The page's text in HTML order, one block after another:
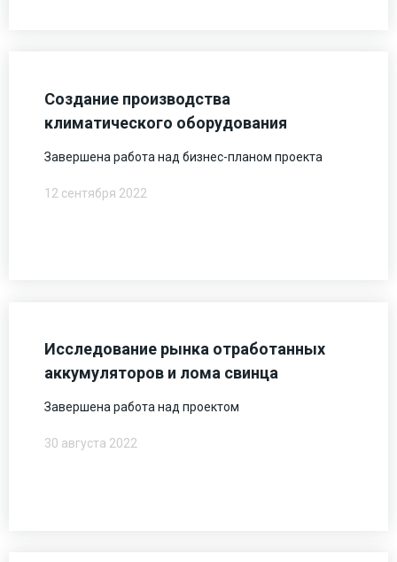
Создание производства
климатического оборудования
Завершена работа над бизнес-планом проекта
12 сентября 2022
Исследование рынка отработанных
аккумуляторов и лома свинца
Завершена работа над проектом
30 августа 2022